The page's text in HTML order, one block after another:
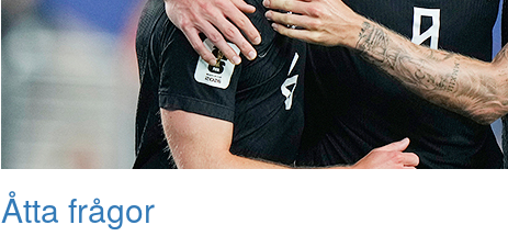
Åtta frågor